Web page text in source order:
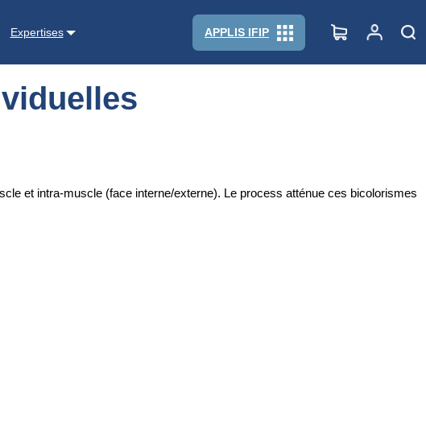
Expertises APPLIS IFIP
et intra-muscle (face interne/externe). Le process atténue ces bicolorismes